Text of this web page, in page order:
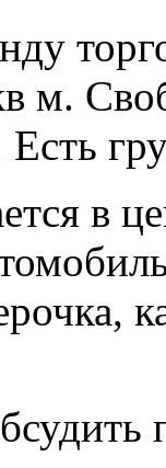
м.
в